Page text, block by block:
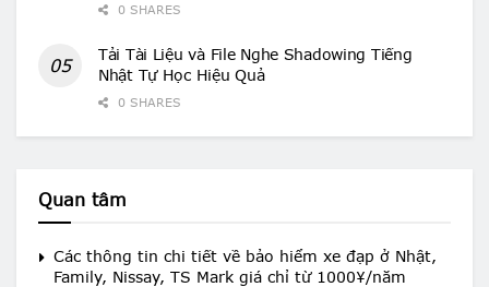
0 SHARES
Tải Tài Liệu và File Nghe Shadowing Tiếng
Nhật Tự Học Hiệu Quả
0 SHARES
Quan tâm
Các thông tin chi tiết về bảo hiểm xe đạp ở Nhật,
Family, Nissay, TS Mark giá chỉ từ 1000¥/năm